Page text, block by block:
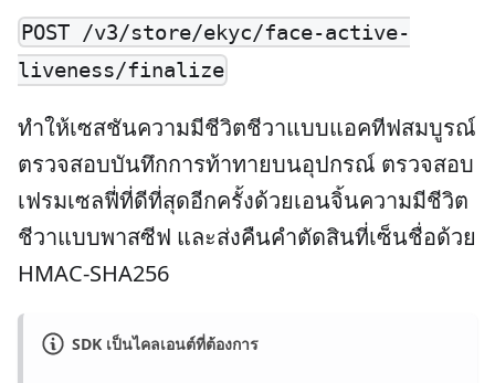
POST /v3/store/ekyc/face-active-
liveness/finalize
ทำให้เซสชันความมีชีวิตชีวาแบบแอคทีฟสมบูรณ์
ตรวจสอบบันทึกการท้าทายบนอุปกรณ์ ตรวจสอบ
เฟรมเซลฟี่ที่ดีที่สุดอีกครั้งด้วยเอนจิ้นความมีชีวิต
ชีวาแบบพาสซีฟ และส่งคืนคำตัดสินที่เซ็นชื่อด้วย
HMAC-SHA256
SDK เป็นไคลเอนต์ที่ต้องการ